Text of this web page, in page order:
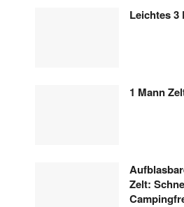
Leichtes 3
1 Mann
Zelt: